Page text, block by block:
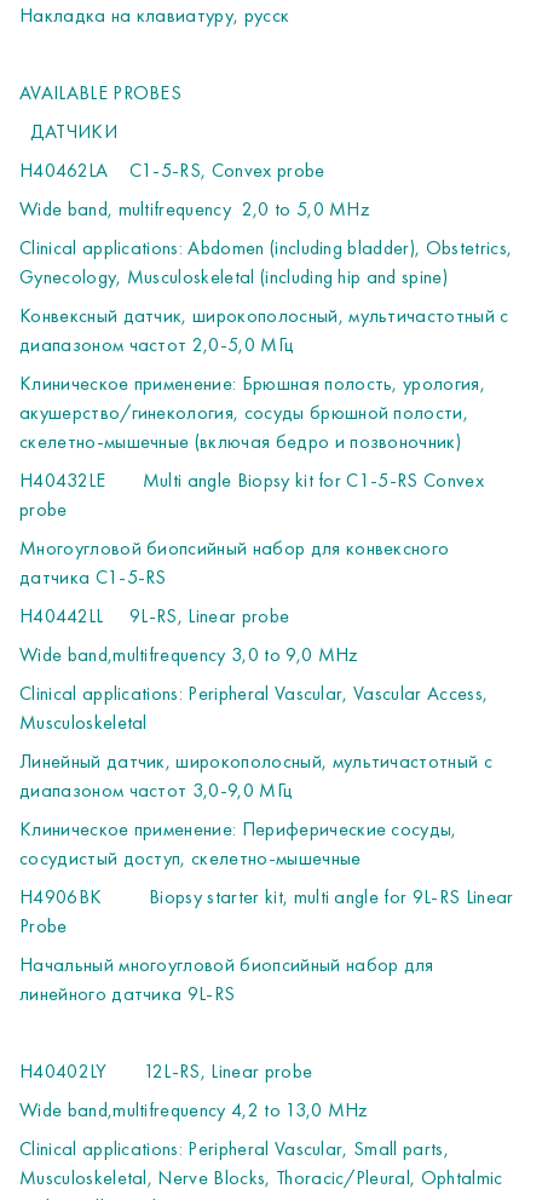
Клиническое применение: периферические сосуды,
скелетно-мышечные, нервные блокады, плевра,
Probe
Начальный многоугловой набор биопсийный набор для
линейного датчика 12L-RS
OPTIONS
ОПЦИИ
H48312AM
CWD kit (includes HW & SW)
Опция
постоянно волнового
LOGIQView software Option
Режим панорамного сканирования
с возможностью
линейными датчиками
H48012LF
Режим B-сканирования с отклонением угла (для линейных
датчиков) и улучшеным распознаванием биопсийной иглы.
Поддерживается датчиками 9L-RS, 12L-RS, L4-12t-RS, L8-
H41652LP
Standard DICOM Option (to be used w/cabled
network)
Опция DICOM - возможность передачи данных по
локальной сети в формате DICOM
H48322AK
TVI/TVD Option
H48322AL
High res PDI Option
Опция высокочувствительного энергетического допплера
CARTS
ТЕЛЕЖКИ
Тележка для установки аппарата, DVD-RW и B/W
принтера (необходим кабель H48502AW)
Сетевой кабель для тележки
Накладкa на клавиатуру, русск
AVAILABLE PROBES
ДАТЧИКИ
H40462LA
C1-5-RS, Convex probe
Wide band, multifrequency 2,0 to 5,0 MHz
Clinical applications: Abdomen (including bladder), Obstetrics,
Gynecology, Musculoskeletal (including hip and spine)
Конвексный датчик, широкополосный, мультичастотный с
диапазоном частот 2,0-5,0 МГц
Клиническое применение: Брюшная полость, урология,
акушерство/гинекология, сосуды брюшной полости,
скелетно-мышечные (включая бедро и позвоночник)
H40432LE
Multi angle Biopsy kit for C1-5-RS Convex
probe
Многоугловой биопсийный набор для конвексного
датчика C1-5-RS
H40442LL
9L-RS, Linear probe
Wide band,multifrequency 3,0 to 9,0 MHz
Clinical applications: Peripheral Vascular, Vascular Access,
Musculoskeletal
Линейный датчик, широкополосный, мультичастотный с
диапазоном частот 3,0-9,0 МГц
Клиническое применение: Периферические сосуды,
сосудистый доступ, скелетно-мышечные
H4906BK
Biopsy starter kit, multi angle for 9L-RS Linear
Probe
Начальный многоугловой биопсийный набор для
линейного датчика 9L-RS
H40402LY
12L-RS, Linear probe
Wide band,multifrequency 4,2 to 13,0 MHz
Clinical applications: Peripheral Vascular, Small parts,
Musculoskeletal, Nerve Blocks, Thoracic/Pleural, Ophtalmic